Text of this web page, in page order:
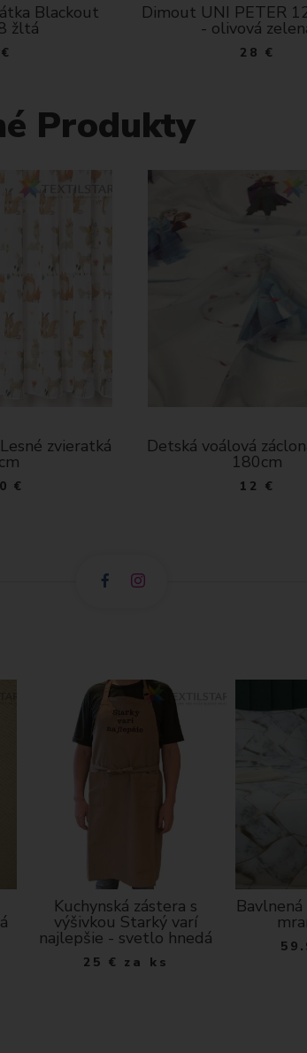
Blackout
žltá
Dimout UNI PETER
- olivová zelená
28 €
Produkty
zvieratká
€
Detská voálová
180cm
12 €
Kuchynská zástera s
výšivkou Starký varí
najlepšie - svetlo hnedá
25 € za ks